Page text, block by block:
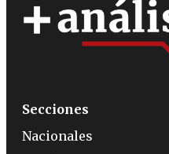
Secciones
Nacionales